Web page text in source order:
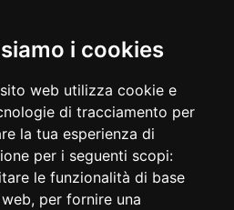
i cookies
web utilizza cookie e
di tracciamento per
la tua esperienza di
per i seguenti scopi:
le funzionalità di base
, per fornire una
CZ